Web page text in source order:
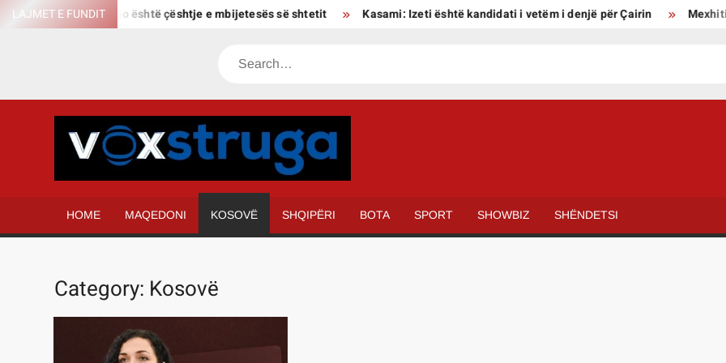
SkipLAJMET E FUNDIT
për përgjimet, kjo është çështje e mbijetesës së shtetit Kasami: Izeti është kandidati i vetëm i denjë për Çairin Mexhiti:
Search
HOME MAQEDONI KOSOVË SHQIPËRI BOTA SPORT SHOWBIZ SHËNDETSI
Category: Kosovë